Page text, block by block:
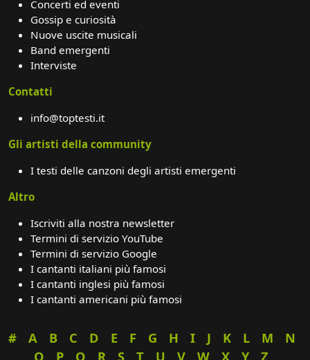
Concerti ed eventi
Gossip e curiosità
Nuove uscite musicali
Band emergenti
Interviste
Contatti
info@toptesti.it
Gli artisti della community
I testi delle canzoni degli artisti emergenti
Altro
Iscriviti alla nostra newsletter
Termini di servizio YouTube
Termini di servizio Google
I cantanti italiani più famosi
I cantanti inglesi più famosi
I cantanti americani più famosi
# A B C D E F G H I J K L M
N
O
P Q R S T U V W X Y Z